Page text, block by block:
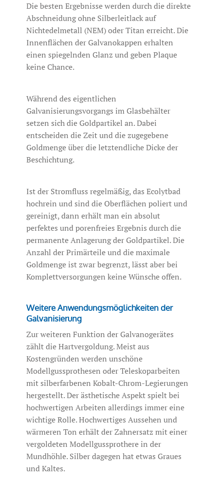
Die besten Ergebnisse werden durch die direkte
Abschneidung ohne Silberleitlack auf
Nichtedelmetall (NEM) oder Titan erreicht. Die
Innenflächen der Galvanokappen erhalten
einen spiegelnden Glanz und geben Plaque
keine Chance.
Während des eigentlichen
Galvanisierungsvorgangs im Glasbehälter
setzen sich die Goldpartikel an. Dabei
entscheiden die Zeit und die zugegebene
Goldmenge über die letztendliche Dicke der
Beschichtung.
Ist der Stromfluss regelmäßig, das Ecolytbad
hochrein und sind die Oberflächen poliert und
gereinigt, dann erhält man ein absolut
perfektes und porenfreies Ergebnis durch die
permanente Anlagerung der Goldpartikel. Die
Anzahl der Primärteile und die maximale
Goldmenge ist zwar begrenzt, lässt aber bei
Komplettversorgungen keine Wünsche offen.
Weitere Anwendungsmöglichkeiten der
Galvanisierung
Zur weiteren Funktion der Galvanogerätes
zählt die Hartvergoldung. Meist aus
Kostengründen werden unschöne
Modellgussprothesen oder Teleskoparbeiten
mit silberfarbenen Kobalt-Chrom-Legierungen
hergestellt. Der ästhetische Aspekt spielt bei
hochwertigen Arbeiten allerdings immer eine
wichtige Rolle. Hochwertiges Aussehen und
wärmeren Ton erhält der Zahnersatz mit einer
vergoldeten Modellgussprothere in der
Mundhöhle. Silber dagegen hat etwas Graues
und Kaltes.